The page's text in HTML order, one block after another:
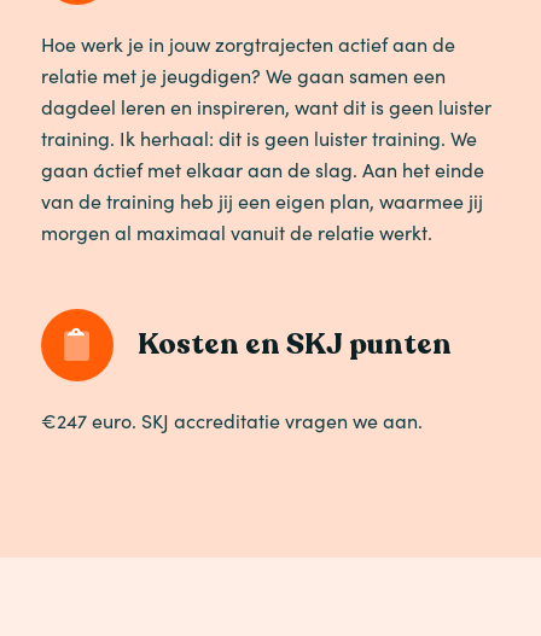
Hoe werk je in jouw zorgtrajecten actief aan de
relatie met je jeugdigen? We gaan samen een
dagdeel leren en inspireren, want dit is geen luister
training. Ik herhaal: dit is geen luister training. We
gaan áctief met elkaar aan de slag. Aan het einde
van de training heb jij een eigen plan, waarmee jij
morgen al maximaal vanuit de relatie werkt.
Kosten en SKJ punten
€247 euro. SKJ accreditatie vragen we aan.